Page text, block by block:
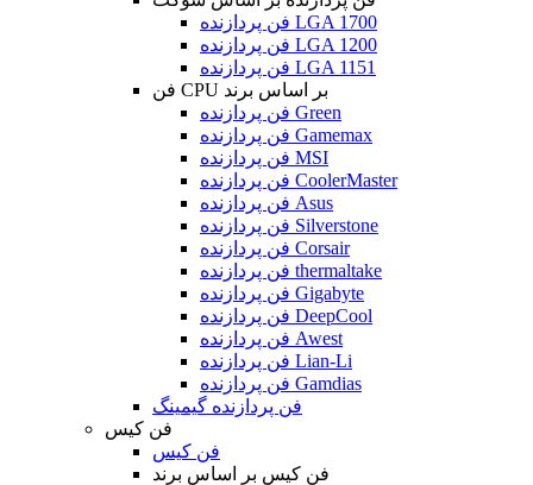
فن پردازنده LGA 1700
فن پردازنده LGA 1200
فن پردازنده LGA 1151
فن CPU بر اساس برند
فن پردازنده Green
فن پردازنده Gamemax
فن پردازنده MSI
فن پردازنده CoolerMaster
فن پردازنده Asus
فن پردازنده Silverstone
فن پردازنده Corsair
فن پردازنده thermaltake
فن پردازنده Gigabyte
فن پردازنده DeepCool
فن پردازنده Awest
فن پردازنده Lian-Li
فن پردازنده Gamdias
فن پردازنده گیمینگ
فن کیس
فن کیس
فن کیس بر اساس برند